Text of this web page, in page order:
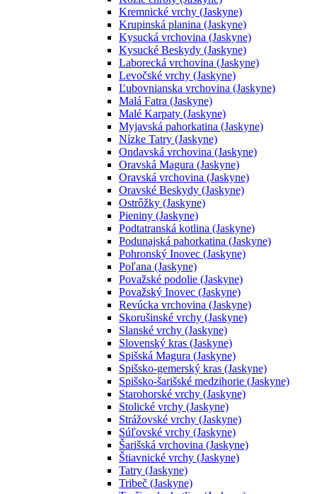
Kremnické vrchy (Jaskyne)
Krupinská planina (Jaskyne)
Kysucká vrchovina (Jaskyne)
Kysucké Beskydy (Jaskyne)
Laborecká vrchovina (Jaskyne)
Levočské vrchy (Jaskyne)
Ľubovnianska vrchovina (Jaskyne)
Malá Fatra (Jaskyne)
Malé Karpaty (Jaskyne)
Myjavská pahorkatina (Jaskyne)
Nízke Tatry (Jaskyne)
Ondavská vrchovina (Jaskyne)
Oravská Magura (Jaskyne)
Oravská vrchovina (Jaskyne)
Oravské Beskydy (Jaskyne)
Ostrôžky (Jaskyne)
Pieniny (Jaskyne)
Podtatranská kotlina (Jaskyne)
Podunajská pahorkatina (Jaskyne)
Pohronský Inovec (Jaskyne)
Poľana (Jaskyne)
Považské podolie (Jaskyne)
Považský Inovec (Jaskyne)
Revúcka vrchovina (Jaskyne)
Skorušinské vrchy (Jaskyne)
Slanské vrchy (Jaskyne)
Slovenský kras (Jaskyne)
Spišská Magura (Jaskyne)
Spišsko-gemerský kras (Jaskyne)
Spišsko-šarišské medzihorie (Jaskyne)
Starohorské vrchy (Jaskyne)
Stolické vrchy (Jaskyne)
Strážovské vrchy (Jaskyne)
Súľovské vrchy (Jaskyne)
Šarišská vrchovina (Jaskyne)
Štiavnické vrchy (Jaskyne)
Tatry (Jaskyne)
Tribeč (Jaskyne)